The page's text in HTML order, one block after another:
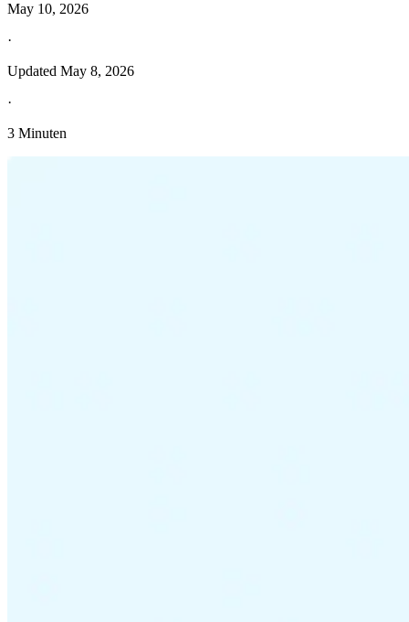
May 10, 2026
·
Updated May 8, 2026
·
3 Minuten